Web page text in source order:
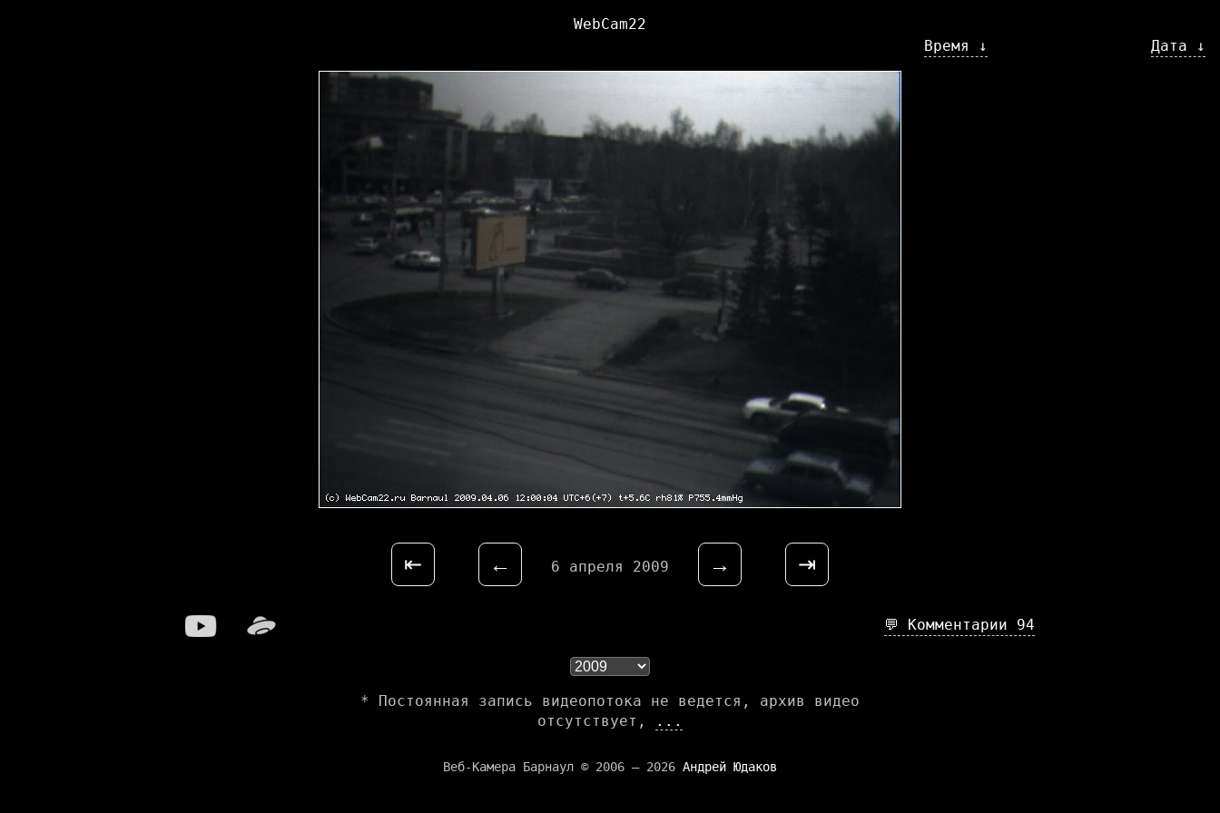
Дата ↓
Время ↓
WebCam22
⇤ ← 6 апреля 2009 → ⇥
💬 Комментарии 94
* Постоянная запись видеопотока не ведется, архив видео
отсутствует,
...
Веб-Камера Барнаул © 2006 — 2026 Андрей Юдаков